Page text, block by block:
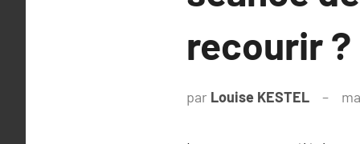
recourir ?
par Louise KESTEL